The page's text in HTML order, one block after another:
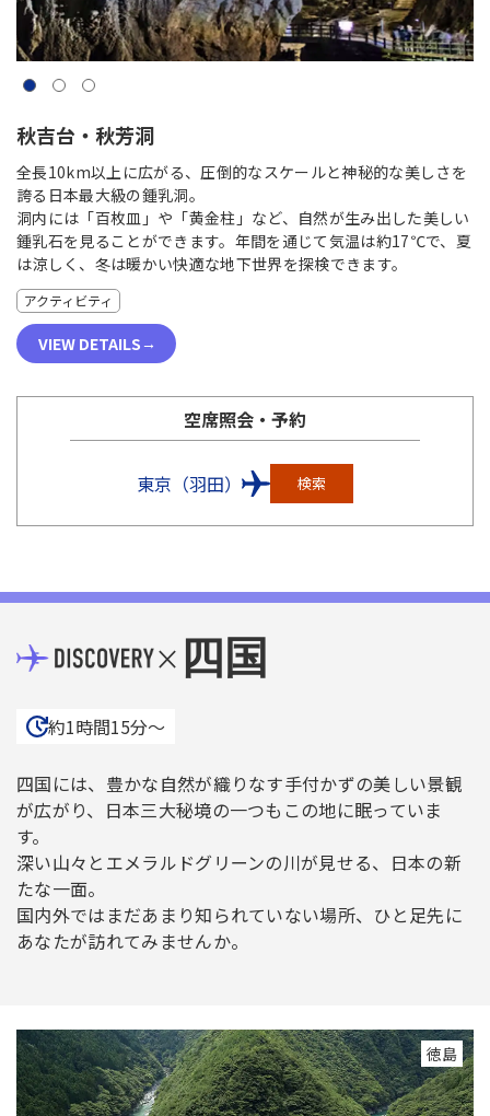
秋吉台・秋芳洞
全長10km以上に広がる、圧倒的なスケールと神秘的な美しさを
誇る日本最大級の鍾乳洞。
洞内には「百枚皿」や「黄金柱」など、自然が生み出した美しい
鍾乳石を見ることができます。年間を通じて気温は約17℃で、夏
は涼しく、冬は暖かい快適な地下世界を探検できます。
アクティビティ
VIEW DETAILS
空席照会・予約
東京（羽田） 検索
× 四国
約1時間15分〜
四国には、豊かな自然が織りなす手付かずの美しい景観
が広がり、日本三大秘境の一つもこの地に眠っていま
す。
深い山々とエメラルドグリーンの川が見せる、日本の新
たな一面。
国内外ではまだあまり知られていない場所、ひと足先に
あなたが訪れてみませんか。
徳島